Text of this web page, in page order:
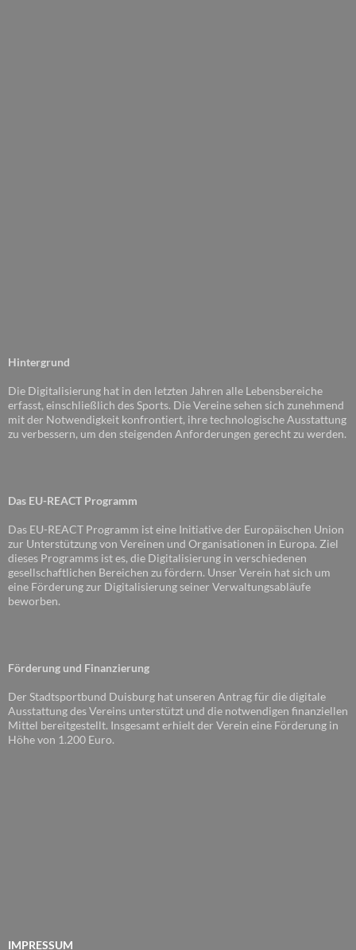
Hintergrund
Die Digitalisierung hat in den letzten Jahren alle Lebensbereiche
erfasst, einschließlich des Sports. Die Vereine sehen sich zunehmend
mit der Notwendigkeit konfrontiert, ihre technologische Ausstattung
zu verbessern, um den steigenden Anforderungen gerecht zu werden.
Das EU-REACT Programm
Das EU-REACT Programm ist eine Initiative der Europäischen Union
zur Unterstützung von Vereinen und Organisationen in Europa. Ziel
dieses Programms ist es, die Digitalisierung in verschiedenen
gesellschaftlichen Bereichen zu fördern. Unser Verein hat sich um
eine Förderung zur Digitalisierung seiner Verwaltungsabläufe
beworben.
Förderung und Finanzierung
Der Stadtsportbund Duisburg hat unseren Antrag für die digitale
Ausstattung des Vereins unterstützt und die notwendigen finanziellen
Mittel bereitgestellt. Insgesamt erhielt der Verein eine Förderung in
Höhe von 1.200 Euro.
IMPRESSUM